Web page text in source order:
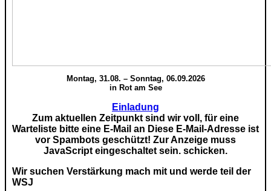
Montag, 31.08. – Sonntag, 06.09.2026
in Rot am See
Einladung
Zum aktuellen Zeitpunkt sind wir voll, für eine
Warteliste bitte eine E-Mail an Diese E-Mail-Adresse ist
vor Spambots geschützt! Zur Anzeige muss
JavaScript eingeschaltet sein. schicken.
Wir suchen Verstärkung mach mit und werde teil der
WSJ